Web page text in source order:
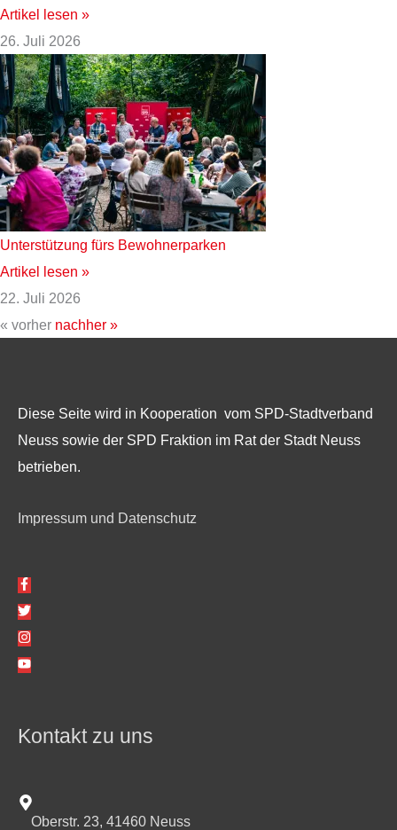
Artikel lesen »
26. Juli 2026
Unterstützung fürs Bewohnerparken
Artikel lesen »
22. Juli 2026
« vorher nachher »
Diese Seite wird in Kooperation vom SPD-Stadtverband
Neuss sowie der SPD Fraktion im Rat der Stadt Neuss
betrieben.
Impressum und Datenschutz
Kontakt zu uns
Oberstr. 23, 41460 Neuss